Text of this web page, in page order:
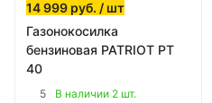
14 999 руб. / шт
Газонокосилка
бензиновая PATRIOT PT
40
5
В наличии 2 шт.